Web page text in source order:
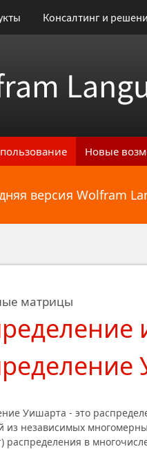
Консалтинг и
Новые
версия Wolfram
матрицы
Уишарта - это
из независимых
распределения в